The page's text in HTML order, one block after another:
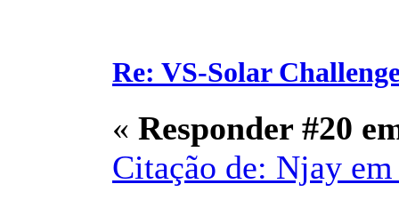
Re: VS-Solar
« Responder #20
Citação de: Njay